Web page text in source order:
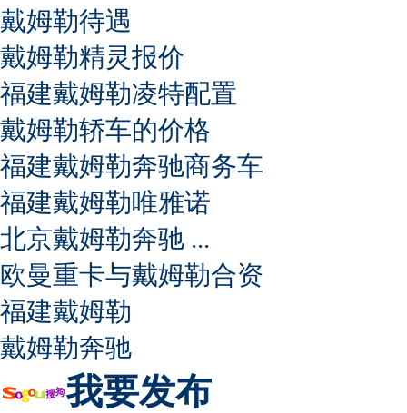
戴姆勒待遇
戴姆勒精灵报价
福建戴姆勒凌特配置
戴姆勒轿车的价格
福建戴姆勒奔驰商务车
福建戴姆勒唯雅诺
北京戴姆勒奔驰 ...
欧曼重卡与戴姆勒合资
福建戴姆勒
戴姆勒奔驰
我要发布